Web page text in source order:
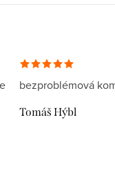
bezproblémová
Tomáš Hýbl